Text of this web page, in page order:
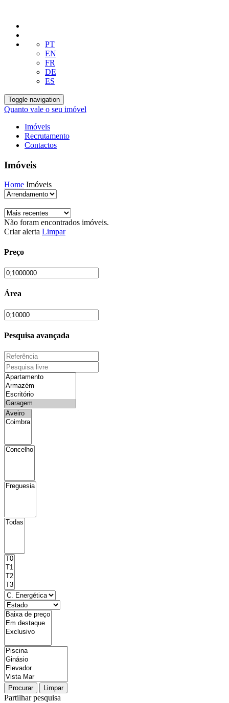
PT
EN
FR
DE
ES
Toggle navigation
Quanto vale o seu imóvel
Imóveis
Recrutamento
Contactos
Imóveis
Home Imóveis
Não foram encontrados imóveis.
Criar alerta Limpar
Preço
Área
Pesquisa avançada
Procurar Limpar
Partilhar pesquisa